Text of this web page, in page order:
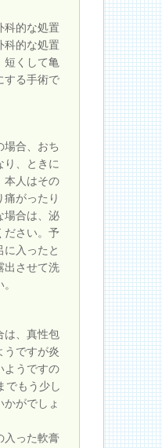
科的な処置
科的な処置
短くして亀
する手術で
場合、おち
り、ときに
本人はその
痛がったり
場合は、泌
ださい。予
に入ったと
出させて洗
は、真性包
うですが炎
ようですの
でもう少し
がでしょ
入った軟膏